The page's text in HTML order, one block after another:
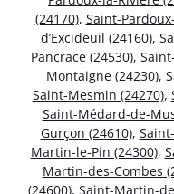
(24170), Saint-
d’Excideuil (24160),
Pancrace (24530),
Montaigne (24230),
Saint-Mesmin (24270),
Saint-Médard-de-
Gurçon (24610),
Martin-le-Pin (24300),
Martin-des-Combes
(24600), Saint-Martin-